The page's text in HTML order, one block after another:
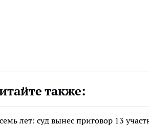
также:
лет: суд вынес приговор 13